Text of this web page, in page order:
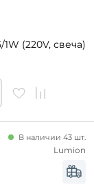
(220V, свеча)
В наличии 43 шт.
Lumion